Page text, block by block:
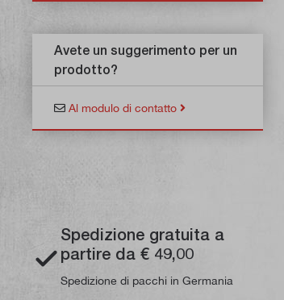
Avete un suggerimento per un
prodotto?
Al modulo di contatto
Spedizione gratuita a
partire da € 49,00
Spedizione di pacchi in Germania